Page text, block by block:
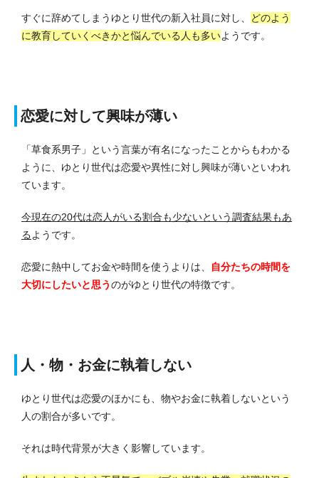
すぐに辞めてしまうゆとり世代の新入社員に対し、
どのよう
に教育していくべきかと悩んでいる人も多いようです。
恋愛に対して興味が薄い
「草食系男子」という言葉が有名になったことからもわかる
ように、ゆとり世代は恋愛や異性に対し興味が薄いといわれ
ています。
今現在の20代は恋人がいる割合も少ないという調査結果もあ
る ようです。
恋愛に熱中してお金や時間を使うよりは、
自分たちの時間を
大切にしたいと思うのがゆとり世代の特徴です。
人・物・お金に執着しない
ゆとり世代は恋愛のほかにも、物やお金に執着しないという
人の割合が多いです。
それは時代背景が大きく影響しています。